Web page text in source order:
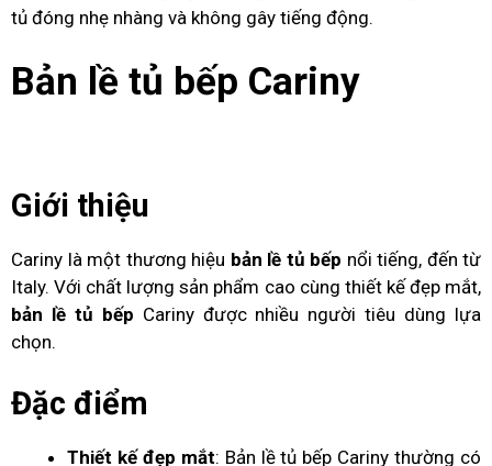
tủ đóng nhẹ nhàng và không gây tiếng động.
Bản lề tủ bếp Cariny
Giới thiệu
Cariny là một thương hiệu bản lề tủ bếp nổi tiếng, đến từ
Italy. Với chất lượng sản phẩm cao cùng thiết kế đẹp mắt,
bản lề tủ bếp Cariny được nhiều người tiêu dùng lựa
chọn.
Đặc điểm
Thiết kế đẹp mắt: Bản lề tủ bếp Cariny thường có